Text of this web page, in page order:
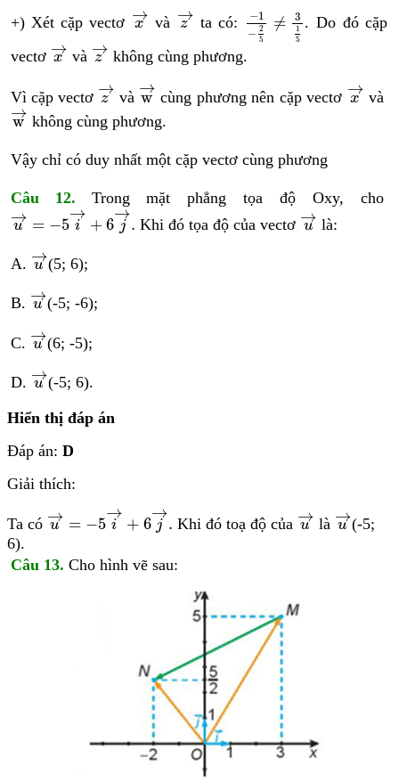
+) Xét cặp vectơ →
x
x→
và →
z
z→
ta có: −1
− 2
5
≠ 3
1
5
−1 5 ≠3
. Do đó cặp
vectơ →
x
→
và →
z
→
không cùng phương.
Vì cặp vectơ →
z
z→
và →
w
w→
cùng phương nên cặp vectơ →
x
x→
và
→
w
w→
không cùng phương.
Vậy chỉ có duy nhất một cặp vectơ cùng phương
Câu 12. Trong mặt phẳng tọa độ Oxy, cho
→
u = −5
→
i +6
→
j .
u→= 5i→ +6j→.
Khi đó tọa độ của vectơ →
u
→
là:
A. →
u
→
(5; 6);
B. →
u
u→
(-5; -6);
C. →
u
→
(6; -5);
D. →
u
→
(-5; 6).
Hiển thị đáp án
Đáp án: D
Giải thích:
Ta có →
u = −5
→
i + 6
→
j .
→ → .
Khi đó toạ độ của →
u
→
là →
u
→
(-5;
6).
Câu 13. Cho hình vẽ sau: